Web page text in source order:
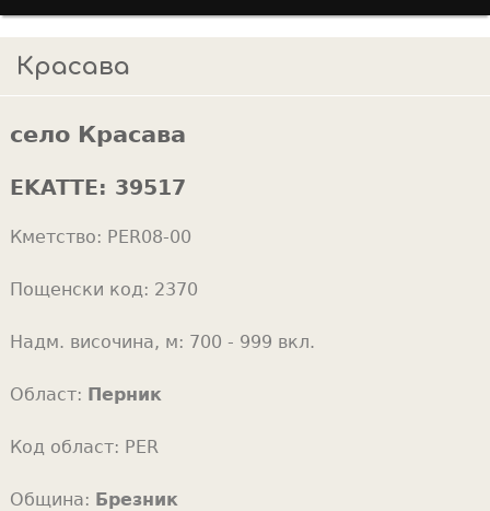
r
c
h
f
r
m
и
o
u
r
e
e
Красава
село Красава
EKATTE: 39517
Кметство: PER08-00
Пощенски код: 2370
Надм. височина, м: 700 - 999 вкл.
Област: Перник
Код област: PER
Община: Брезник